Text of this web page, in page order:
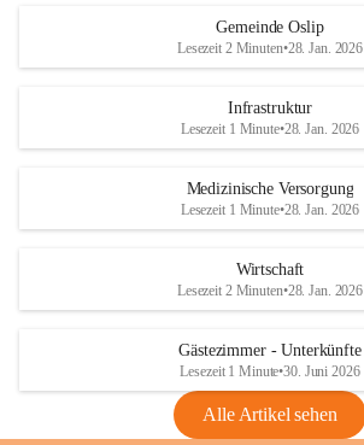
Gemeinde Oslip
Lesezeit 2 Minuten•28. Jan. 2026
Infrastruktur
Lesezeit 1 Minute•28. Jan. 2026
Medizinische Versorgung
Lesezeit 1 Minute•28. Jan. 2026
Wirtschaft
Lesezeit 2 Minuten•28. Jan. 2026
Gästezimmer - Unterkünfte
Lesezeit 1 Minute•30. Juni 2026
Alle Artikel sehen